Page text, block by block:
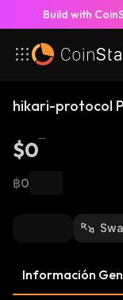
Build with
hikari-protocol
$0
฿0
Información